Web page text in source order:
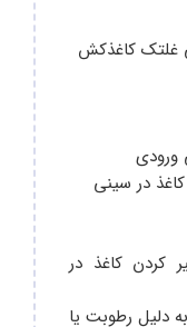
غلتک کاغذکش
ورودی
در سینی
کردن کاغذ در
دلیل رطوبت یا